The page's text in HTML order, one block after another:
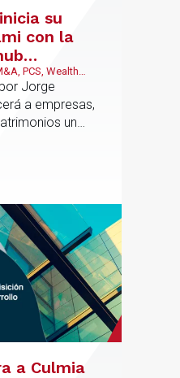
su
con la
el
legal y
PCS, Wealth
Business, Real
Jorge
a empresas,
un
a Culmia